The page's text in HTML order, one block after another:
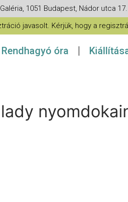
1051 Budapest, Nádor utca
javasolt. Kérjük, hogy a
Rendhagyó óra